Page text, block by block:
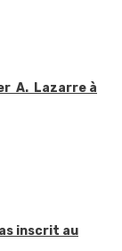
A. Lazarre à
inscrit au